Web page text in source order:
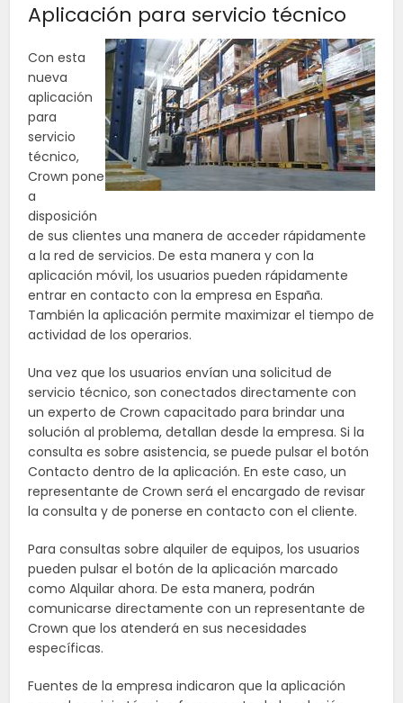
Aplicación para servicio técnico
Con esta
nueva
aplicación
para
servicio
técnico,
Crown pone
a
disposición
de sus clientes una manera de acceder rápidamente
a la red de servicios. De esta manera y con la
aplicación móvil, los usuarios pueden rápidamente
entrar en contacto con la empresa en España.
También la aplicación permite maximizar el tiempo de
actividad de los operarios.
Una vez que los usuarios envían una solicitud de
servicio técnico, son conectados directamente con
un experto de Crown capacitado para brindar una
solución al problema, detallan desde la empresa. Si la
consulta es sobre asistencia, se puede pulsar el botón
Contacto dentro de la aplicación. En este caso, un
representante de Crown será el encargado de revisar
la consulta y de ponerse en contacto con el cliente.
Para consultas sobre alquiler de equipos, los usuarios
pueden pulsar el botón de la aplicación marcado
como Alquilar ahora. De esta manera, podrán
comunicarse directamente con un representante de
Crown que los atenderá en sus necesidades
específicas.
Fuentes de la empresa indicaron que la aplicación